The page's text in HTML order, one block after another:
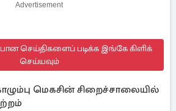
Advertisement
செய்திகளைப் படிக்க இங்கே கிளிக்
செய்யவும்
மெகசின் சிறைச்சாலையில்